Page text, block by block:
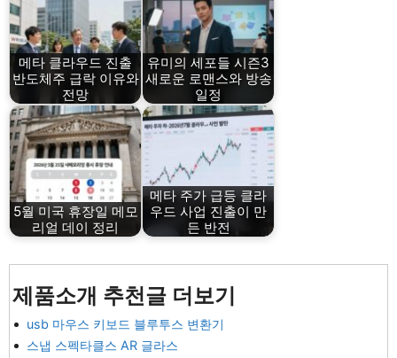
메타 클라우드 진출
반도체주 급락 이유와
전망
유미의 세포들 시즌3
새로운 로맨스와 방송
일정
5월 미국 휴장일 메모
리얼 데이 정리
메타 주가 급등 클라
우드 사업 진출이 만
든 반전
제품소개 추천글 더보기
usb 마우스 키보드 블루투스 변환기
스냅 스펙타클스 AR 글라스